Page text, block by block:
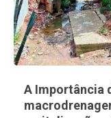
A Importância